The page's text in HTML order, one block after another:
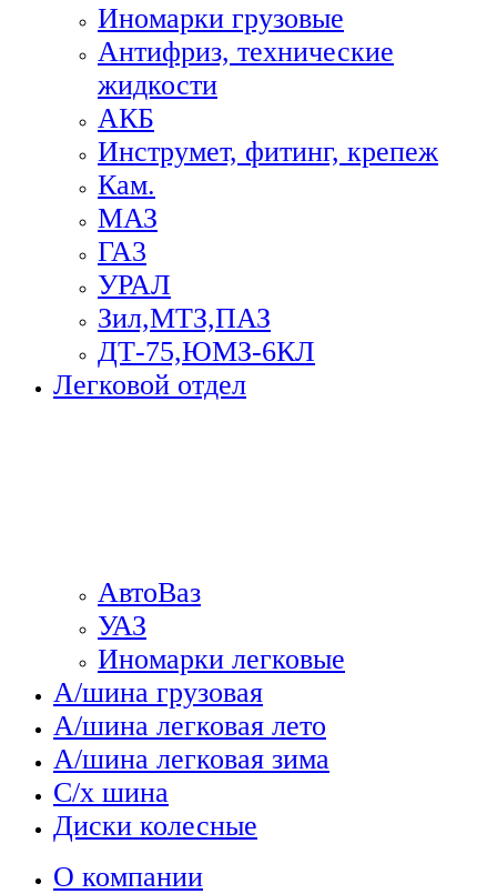
Иномарки грузовые
Антифриз, технические
жидкости
АКБ
Инструмет, фитинг, крепеж
Кам.
МАЗ
ГА3
УРАЛ
Зил,МТЗ,ПАЗ
ДТ-75,ЮМЗ-6КЛ
Легковой отдел
АвтоВаз
УАЗ
Иномарки легковые
А/шина грузовая
А/шина легковая лето
А/шина легковая зима
С/х шина
Диски колесные
О компании